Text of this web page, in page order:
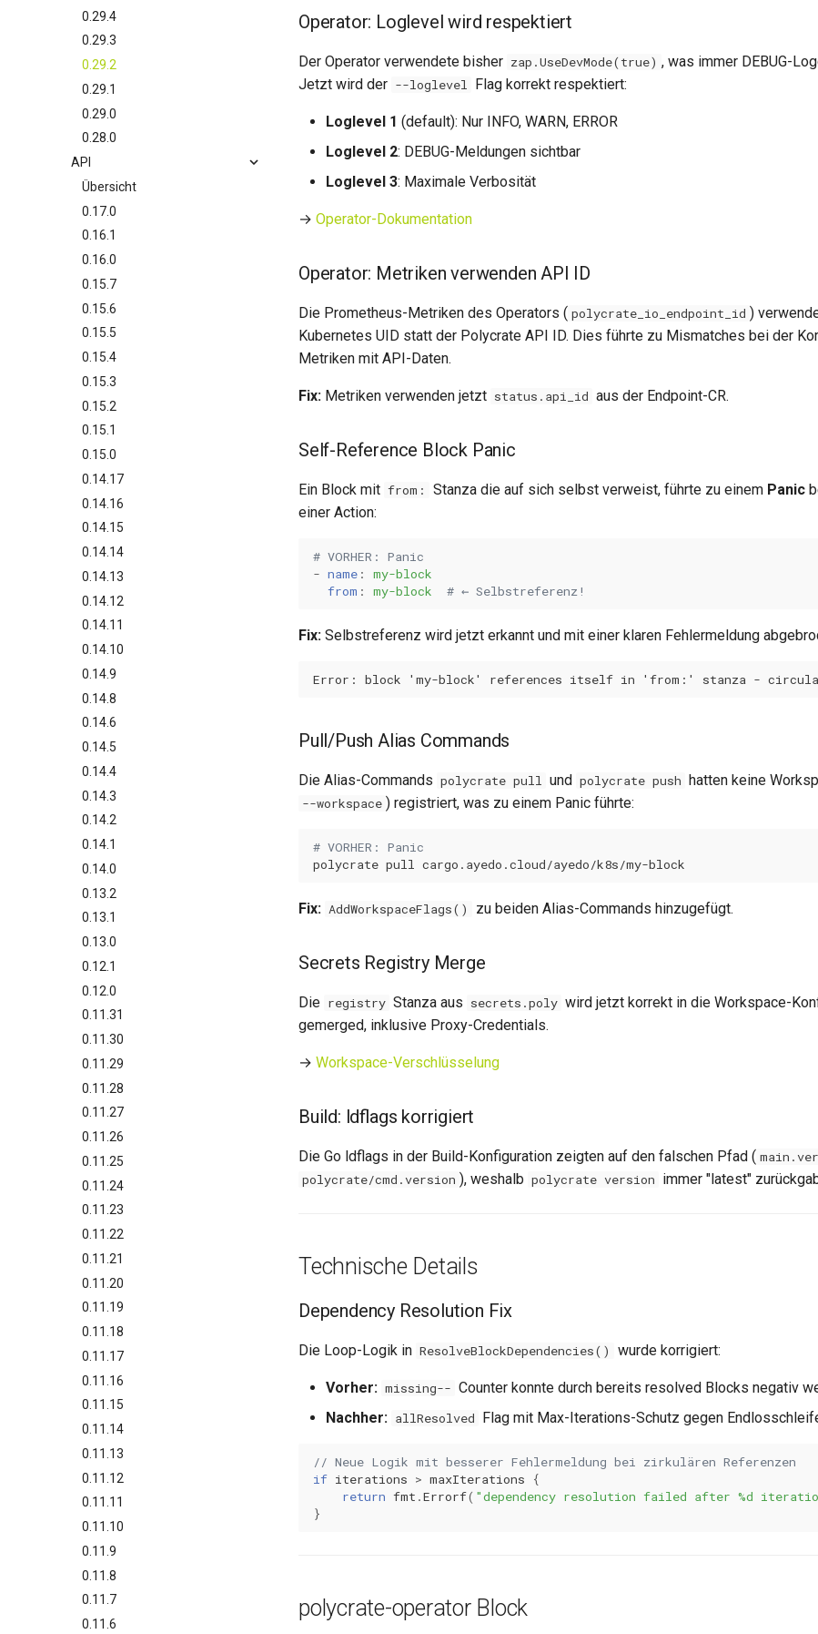
0.29.4
0.29.3
0.29.2
0.29.1
0.29.0
0.28.0
API
Übersicht
0.17.0
0.16.1
0.16.0
0.15.7
0.15.6
0.15.5
0.15.4
0.15.3
0.15.2
0.15.1
0.15.0
0.14.17
0.14.16
0.14.15
0.14.14
0.14.13
0.14.12
0.14.11
0.14.10
0.14.9
0.14.8
0.14.6
0.14.5
0.14.4
0.14.3
0.14.2
0.14.1
0.14.0
0.13.2
0.13.1
0.13.0
0.12.1
0.12.0
0.11.31
0.11.30
0.11.29
0.11.28
0.11.27
0.11.26
0.11.25
0.11.24
0.11.23
0.11.22
0.11.21
0.11.20
0.11.19
0.11.18
0.11.17
0.11.16
0.11.15
0.11.14
0.11.13
0.11.12
0.11.11
0.11.10
0.11.9
0.11.8
0.11.7
0.11.6
Operator: Loglevel wird respektiert
Der Operator verwendete bisher zap.UseDevMode(true) , was immer DEBUG-
Jetzt wird der --loglevel Flag korrekt respektiert:
Loglevel 1 (default): Nur INFO, WARN, ERROR
Loglevel 2: DEBUG-Meldungen sichtbar
Loglevel 3: Maximale Verbosität
→ Operator-Dokumentation
Operator: Metriken verwenden API ID
Die Prometheus-Metriken des Operators ( polycrate_io_endpoint_id )
Kubernetes UID statt der Polycrate API ID. Dies führte zu Mismatches bei der
Metriken mit API-Daten.
Fix: Metriken verwenden jetzt status.api_id aus der Endpoint-CR.
Self-Reference Block Panic
Ein Block mit from: Stanza die auf sich selbst verweist, führte zu einem Panic
einer Action:
# VORHER: Panic
- name :
my-block
from : my-block # ← Selbstreferenz!
Fix: Selbstreferenz wird jetzt erkannt und mit einer klaren Fehlermeldung
Pull/Push Alias Commands
Die Alias-Commands polycrate pull und polycrate push hatten keine
--workspace ) registriert, was zu einem Panic führte:
# VORHER: Panic
polycrate pull
Fix: AddWorkspaceFlags() zu beiden Alias-Commands hinzugefügt.
Secrets Registry Merge
Die registry Stanza aus secrets.poly wird jetzt korrekt in die Workspace-
gemerged, inklusive Proxy-Credentials.
→ Workspace-Verschlüsselung
Build: ldflags korrigiert
Die Go ldflags in der Build-Konfiguration zeigten auf den falschen Pfad (
polycrate/cmd.version ), weshalb polycrate version immer "latest"
Technische Details
Dependency Resolution Fix
Die Loop-Logik in ResolveBlockDependencies() wurde korrigiert:
Vorher: missing-- Counter konnte durch bereits resolved Blocks negativ
Nachher: allResolved Flag mit Max-Iterations-Schutz gegen
// Neue Logik mit besserer Fehlermeldung bei zirkulären Referenzen
if iterations > maxIterations
{
return fmt .Errorf( "dependency resolution failed after %d
}
polycrate-operator Block